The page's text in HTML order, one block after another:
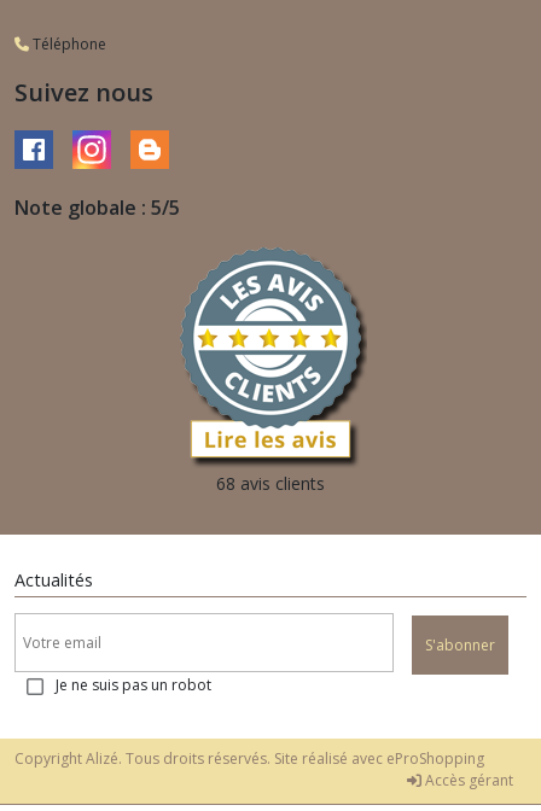
Téléphone
Suivez nous
Note globale : 5/5
68 avis clients
Actualités
S'abonner
Je ne suis pas un robot
Copyright Alizé. Tous droits réservés. Site réalisé avec eProShopping
Accès gérant